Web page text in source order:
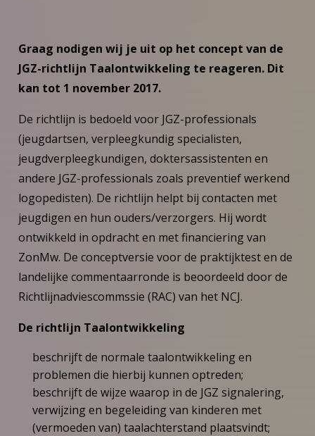
Graag nodigen wij je uit op het concept van de
JGZ-richtlijn Taalontwikkeling te reageren. Dit
kan tot 1 november 2017.
De richtlijn is bedoeld voor JGZ-professionals
(jeugdartsen, verpleegkundig specialisten,
jeugdverpleegkundigen, doktersassistenten en
andere JGZ-professionals zoals preventief werkend
logopedisten). De richtlijn helpt bij contacten met
jeugdigen en hun ouders/verzorgers. Hij wordt
ontwikkeld in opdracht en met financiering van
ZonMw. De conceptversie voor de praktijktest en de
landelijke commentaarronde is beoordeeld door de
Richtlijnadviescommssie (RAC) van het NCJ.
De richtlijn Taalontwikkeling
beschrijft de normale taalontwikkeling en
problemen die hierbij kunnen optreden;
beschrijft de wijze waarop in de JGZ signalering,
verwijzing en begeleiding van kinderen met
(vermoeden van) taalachterstand plaatsvindt;